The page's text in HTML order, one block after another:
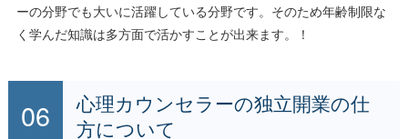
ーの分野でも大いに活躍している分野です。そのため年齢制限な
く学んだ知識は多方面で活かすことが出来ます。！
心理カウンセラーの独立開業の仕
方について